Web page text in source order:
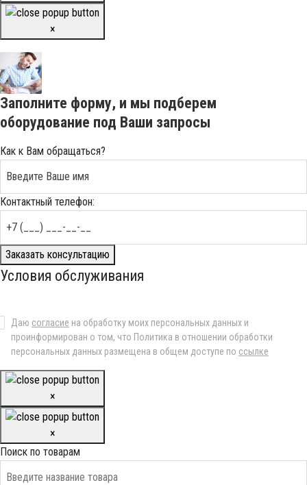
×
Заполните форму, и мы подберем
оборудование под Ваши запросы
Как к Вам обращаться?
Контактный телефон:
Заказать консультацию
Условия обслуживания
Даю согласие на обработку моих персональных данных и
проинформирован о том, что Политика в отношении обработки
персональных данных размещена в общем доступе по ссылке
×
×
Поиск по товарам